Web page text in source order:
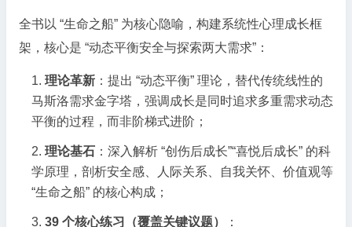
全书以 “生命之船” 为核心隐喻，构建系统性心理成长框
架，核心是 “动态平衡安全与探索两大需求”：
理论革新 ：提出 “动态平衡” 理论，替代传统线性的
马斯洛需求金字塔，强调成长是同时追求多重需求动态
平衡的过程，而非阶梯式进阶；
理论基石 ：深入解析 “创伤后成长”“喜悦后成长” 的科
学原理，剖析安全感、人际关系、自我关怀、价值观等
“生命之船” 的核心构成；
39 个核心练习（覆盖关键议题） ：